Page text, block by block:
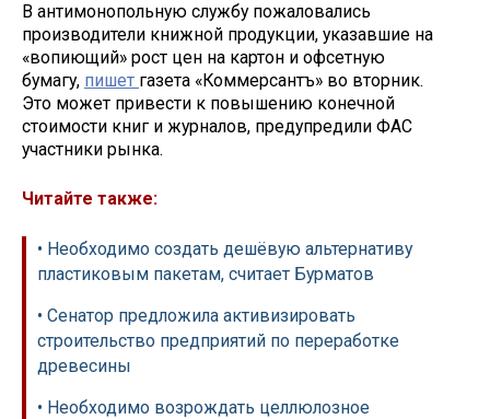
В антимонопольную службу пожаловались
производители книжной продукции, указавшие на
«вопиющий» рост цен на картон и офсетную
бумагу, пишет газета «Коммерсантъ» во вторник.
Это может привести к повышению конечной
стоимости книг и журналов, предупредили ФАС
участники рынка.
Читайте также:
• Необходимо создать дешёвую альтернативу
пластиковым пакетам, считает Бурматов
• Сенатор предложила активизировать
строительство предприятий по переработке
древесины
• Необходимо возрождать целлюлозное